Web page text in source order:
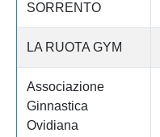
SORRENTO
LA RUOTA GYM
Associazione
Ginnastica
Ovidiana